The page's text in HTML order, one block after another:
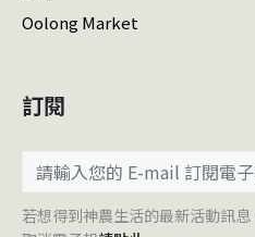
Oolong Market
訂閱
若想得到神農生活的最新活動訊